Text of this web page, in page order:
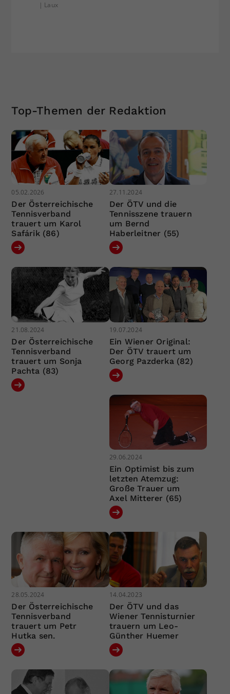
| Laux
Top-Themen der Redaktion
05.02.2026
Der Österreichische
Tennisverband
trauert um Karol
Safárik (86)
27.11.2024
Der ÖTV und die
Tennisszene trauern
um Bernd
Haberleitner (55)
21.08.2024
Der Österreichische
Tennisverband
trauert um Sonja
Pachta (83)
19.07.2024
Ein Wiener Original:
Der ÖTV trauert um
Georg Pazderka (82)
29.06.2024
Ein Optimist bis zum
letzten Atemzug:
Große Trauer um
Axel Mitterer (65)
28.05.2024
Der Österreichische
Tennisverband
trauert um Petr
Hutka sen.
14.04.2023
Der ÖTV und das
Wiener Tennisturnier
trauern um Leo-
Günther Huemer